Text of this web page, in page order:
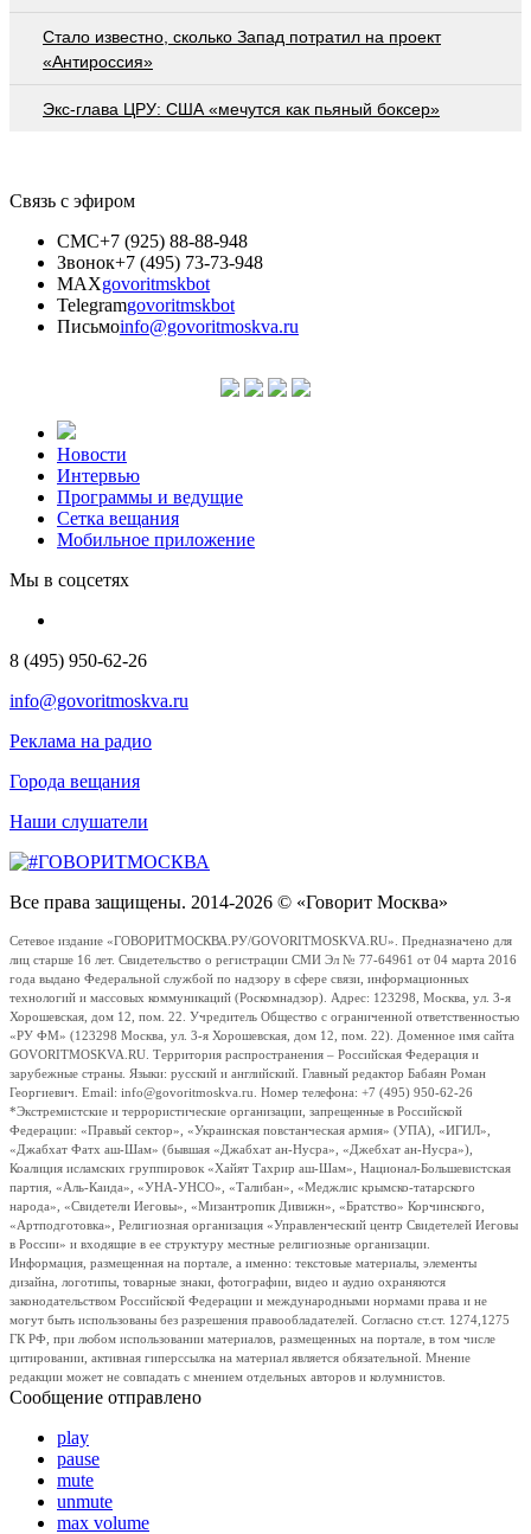
Стало известно, сколько Запад потратил на проект
«Антироссия»
Экс-глава ЦРУ: США «мечутся как пьяный боксер»
Связь с эфиром
СМС+7 (925) 88-88-948
Звонок+7 (495) 73-73-948
MAXgovoritmskbot
Telegramgovoritmskbot
Письмоinfo@govoritmoskva.ru
Новости
Интервью
Программы и ведущие
Сетка вещания
Мобильное приложение
Мы в соцсетях
8 (495) 950-62-26
info@govoritmoskva.ru
Реклама на радио
Города вещания
Наши слушатели
Все права защищены. 2014-2026 © «Говорит Москва»
Сетевое издание «ГОВОРИТМОСКВА.РУ/GOVORITMOSKVA.RU». Предназначено для
лиц старше 16 лет. Свидетельство о регистрации СМИ Эл № 77-64961 от 04 марта 2016
года выдано Федеральной службой по надзору в сфере связи, информационных
технологий и массовых коммуникаций (Роскомнадзор). Адрес: 123298, Москва, ул. 3-я
Хорошевская, дом 12, пом. 22. Учредитель Общество с ограниченной ответственностью
«РУ ФМ» (123298 Москва, ул. 3-я Хорошевская, дом 12, пом. 22). Доменное имя сайта
GOVORITMOSKVA.RU. Территория распространения – Российская Федерация и
зарубежные страны. Языки: русский и английский. Главный редактор Бабаян Роман
Георгиевич. Email: info@govoritmoskva.ru. Номер телефона: +7 (495) 950-62-26
*Экстремистские и террористические организации, запрещенные в Российской
Федерации: «Правый сектор», «Украинская повстанческая армия» (УПА), «ИГИЛ»,
«Джабхат Фатх аш-Шам» (бывшая «Джабхат ан-Нусра», «Джебхат ан-Нусра»),
Коалиция исламских группировок «Хайят Тахрир аш-Шам», Национал-Большевистская
партия, «Аль-Каида», «УНА-УНСО», «Талибан», «Меджлис крымско-татарского
народа», «Свидетели Иеговы», «Мизантропик Дивижн», «Братство» Корчинского,
«Артподготовка», Религиозная организация «Управленческий центр Свидетелей Иеговы
в России» и входящие в ее структуру местные религиозные организации.
Информация, размещенная на портале, а именно: текстовые материалы, элементы
дизайна, логотипы, товарные знаки, фотографии, видео и аудио охраняются
законодательством Российской Федерации и международными нормами права и не
могут быть использованы без разрешения правообладателей. Согласно ст.ст. 1274,1275
ГК РФ, при любом использовании материалов, размещенных на портале, в том числе
цитировании, активная гиперссылка на материал является обязательной. Мнение
редакции может не совпадать с мнением отдельных авторов и колумнистов.
Сообщение отправлено
play
pause
mute
unmute
max volume